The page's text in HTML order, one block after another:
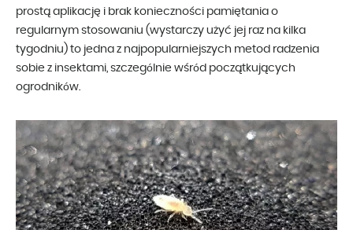
prostą aplikację i brak konieczności pamiętania o
regularnym stosowaniu (wystarczy użyć jej raz na kilka
tygodniu) to jedna z najpopularniejszych metod radzenia
sobie z insektami, szczególnie wśród początkujących
ogrodników.